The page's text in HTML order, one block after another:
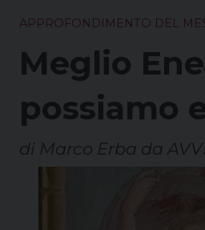
APPROFONDIMENTO DEL
Meglio
possiamo
di Marco Erba da